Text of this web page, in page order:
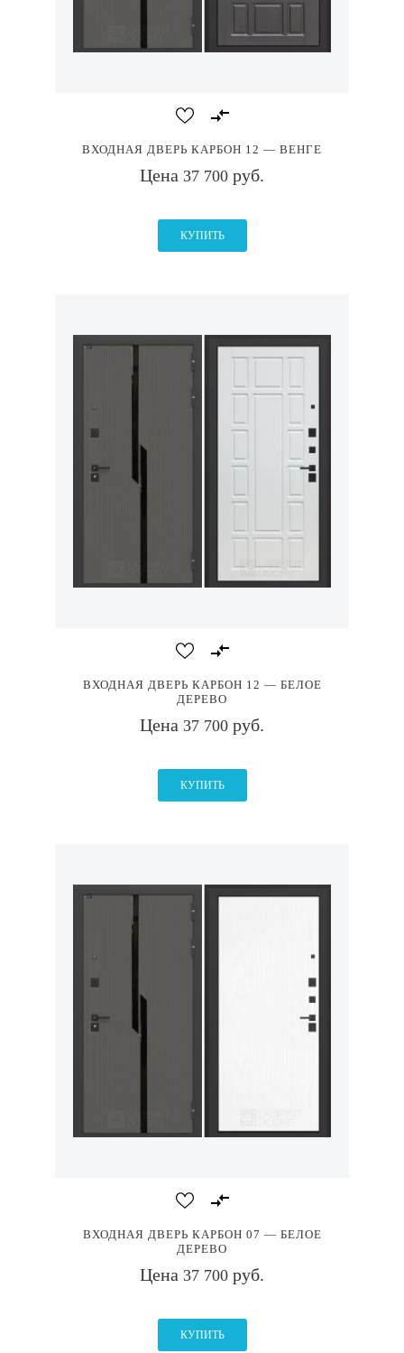
ВХОДНАЯ ДВЕРЬ КАРБОН 12 — ВЕНГЕ
Цена 37 700 руб.
КУПИТЬ
ВХОДНАЯ ДВЕРЬ КАРБОН 12 — БЕЛОЕ
ДЕРЕВО
Цена 37 700 руб.
КУПИТЬ
ВХОДНАЯ ДВЕРЬ КАРБОН 07 — БЕЛОЕ
ДЕРЕВО
Цена 37 700 руб.
КУПИТЬ